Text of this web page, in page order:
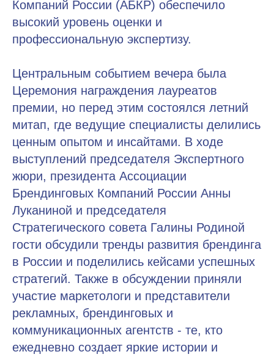
Компаний России (АБКР) обеспечило
высокий уровень оценки и
профессиональную экспертизу.
Центральным событием вечера была
Церемония награждения лауреатов
премии, но перед этим состоялся летний
митап, где ведущие специалисты делились
ценным опытом и инсайтами. В ходе
выступлений председателя Экспертного
жюри, президента Ассоциации
Брендинговых Компаний России Анны
Луканиной и председателя
Стратегического совета Галины Родиной
гости обсудили тренды развития брендинга
в России и поделились кейсами успешных
стратегий. Также в обсуждении приняли
участие маркетологи и представители
рекламных, брендинговых и
коммуникационных агентств - те, кто
ежедневно создает яркие истории и